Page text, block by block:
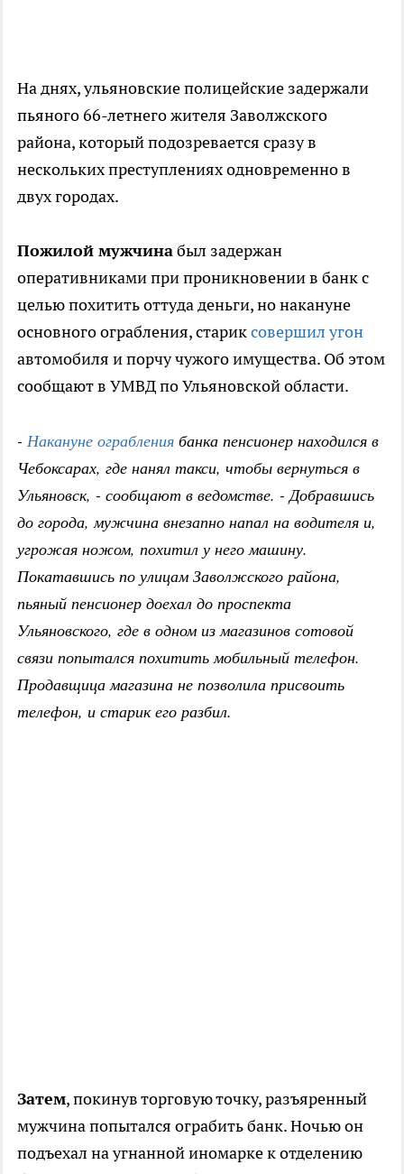
На днях, ульяновские полицейские задержали
пьяного 66-летнего жителя Заволжского
района, который подозревается сразу в
нескольких преступлениях одновременно в
двух городах.
Пожилой мужчинабыл задержан
оперативниками при проникновении в банк с
целью похитить оттуда деньги, но накануне
основного ограбления, стариксовершил угон
автомобиля и порчу чужого имущества. Об этом
сообщают в УМВД по Ульяновской области.
- Накануне ограбления банка пенсионер находился в
Чебоксарах, где нанял такси, чтобы вернуться в
Ульяновск, - сообщают в ведомстве. - Добравшись
до города, мужчина внезапно напал на водителя и,
угрожая ножом, похитил у него машину.
Покатавшись по улицам Заволжского района,
пьяный пенсионер доехал до проспекта
Ульяновского, где в одном из магазинов сотовой
связи попытался похитить мобильный телефон.
Продавщица магазина не позволила присвоить
телефон, и старик его разбил.
Затем, покинув торговую точку, разъяренный
мужчина попытался ограбить банк. Ночью он
подъехал на угнанной иномарке к отделению